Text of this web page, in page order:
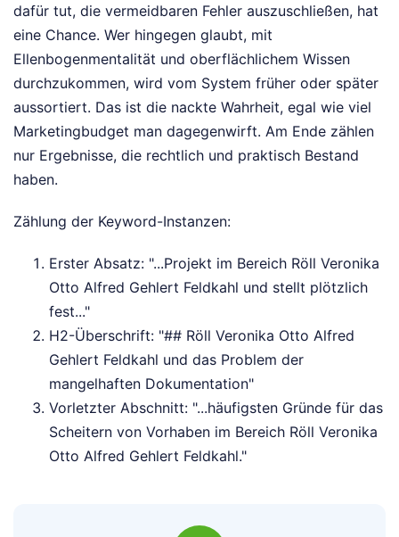
dafür tut, die vermeidbaren Fehler auszuschließen, hat
eine Chance. Wer hingegen glaubt, mit
Ellenbogenmentalität und oberflächlichem Wissen
durchzukommen, wird vom System früher oder später
aussortiert. Das ist die nackte Wahrheit, egal wie viel
Marketingbudget man dagegenwirft. Am Ende zählen
nur Ergebnisse, die rechtlich und praktisch Bestand
haben.
Zählung der Keyword-Instanzen:
Erster Absatz: "...Projekt im Bereich Röll Veronika
Otto Alfred Gehlert Feldkahl und stellt plötzlich
fest..."
H2-Überschrift: "## Röll Veronika Otto Alfred
Gehlert Feldkahl und das Problem der
mangelhaften Dokumentation"
Vorletzter Abschnitt: "...häufigsten Gründe für das
Scheitern von Vorhaben im Bereich Röll Veronika
Otto Alfred Gehlert Feldkahl."